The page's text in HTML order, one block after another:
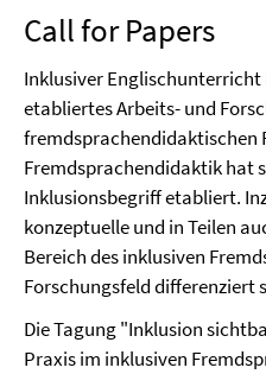
Call for Papers
Inklusiver
etabliertes Arbeits- und
fremdsprachendidaktischen
Fremdsprachendidaktik hat
Inklusionsbegriff etabliert.
konzeptuelle und in Teilen
Bereich des inklusiven
Forschungsfeld differenziert
Die Tagung "Inklusion
Praxis im inklusiven